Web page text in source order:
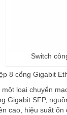
Switch
8 cổng Gigabit
một loại chuyển
Gigabit SFP,
cao, hiệu suất